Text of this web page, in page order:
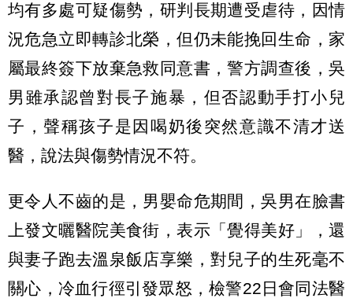
均有多處可疑傷勢，研判長期遭受虐待，因情
況危急立即轉診北榮，但仍未能挽回生命，家
屬最終簽下放棄急救同意書，警方調查後，吳
男雖承認曾對長子施暴，但否認動手打小兒
子，聲稱孩子是因喝奶後突然意識不清才送
醫，說法與傷勢情況不符。
更令人不齒的是，男嬰命危期間，吳男在臉書
上發文曬醫院美食街，表示「覺得美好」，還
與妻子跑去溫泉飯店享樂，對兒子的生死毫不
關心，冷血行徑引發眾怒，檢警22日會同法醫